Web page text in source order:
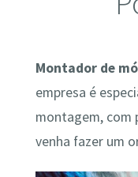
Montador de
empresa é
montagem, com
venha fazer um